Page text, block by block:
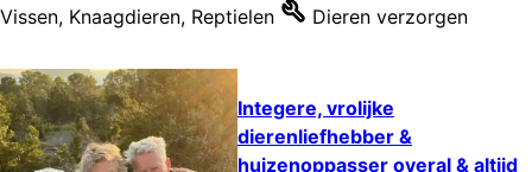
Vissen, Knaagdieren, Reptielen Dieren verzorgen
Integere, vrolijke
dierenliefhebber &
huizenoppasser overal & altijd